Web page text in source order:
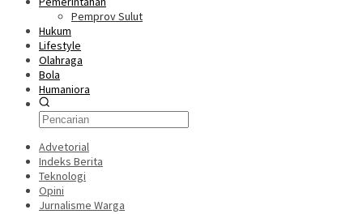
Pemprov Sulut
Hukum
Lifestyle
Olahraga
Bola
Humaniora
Advetorial
Indeks Berita
Teknologi
Opini
Jurnalisme Warga